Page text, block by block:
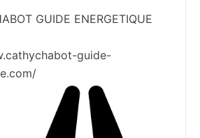
GUIDE ENERGETIQUE
guide-